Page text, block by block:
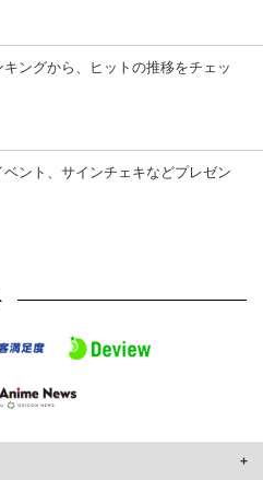
ングから、ヒットの推移をチェッ
ント、サインチェキなどプレゼン